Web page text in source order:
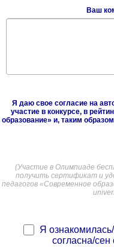
Ваш
Я даю свое согласие на
участие в конкурсе, в
образование» и, таким
(Участие в Олимпиаде
получить сертификат и
педагогов «Современное
Я
согласна/